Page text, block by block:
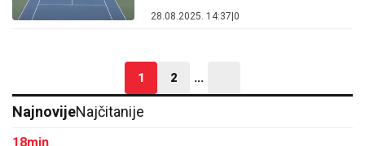
28.08.2025. 14:37 0
1 2 ...
NajnovijeNajčitanije
18min